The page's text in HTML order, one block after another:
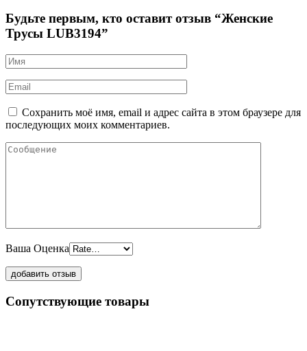
Будьте первым, кто оставит отзыв “Женские
Трусы LUB3194”
Сохранить моё имя, email и адрес сайта в этом браузере для
последующих моих комментариев.
Ваша Оценка
Сопутствующие товары